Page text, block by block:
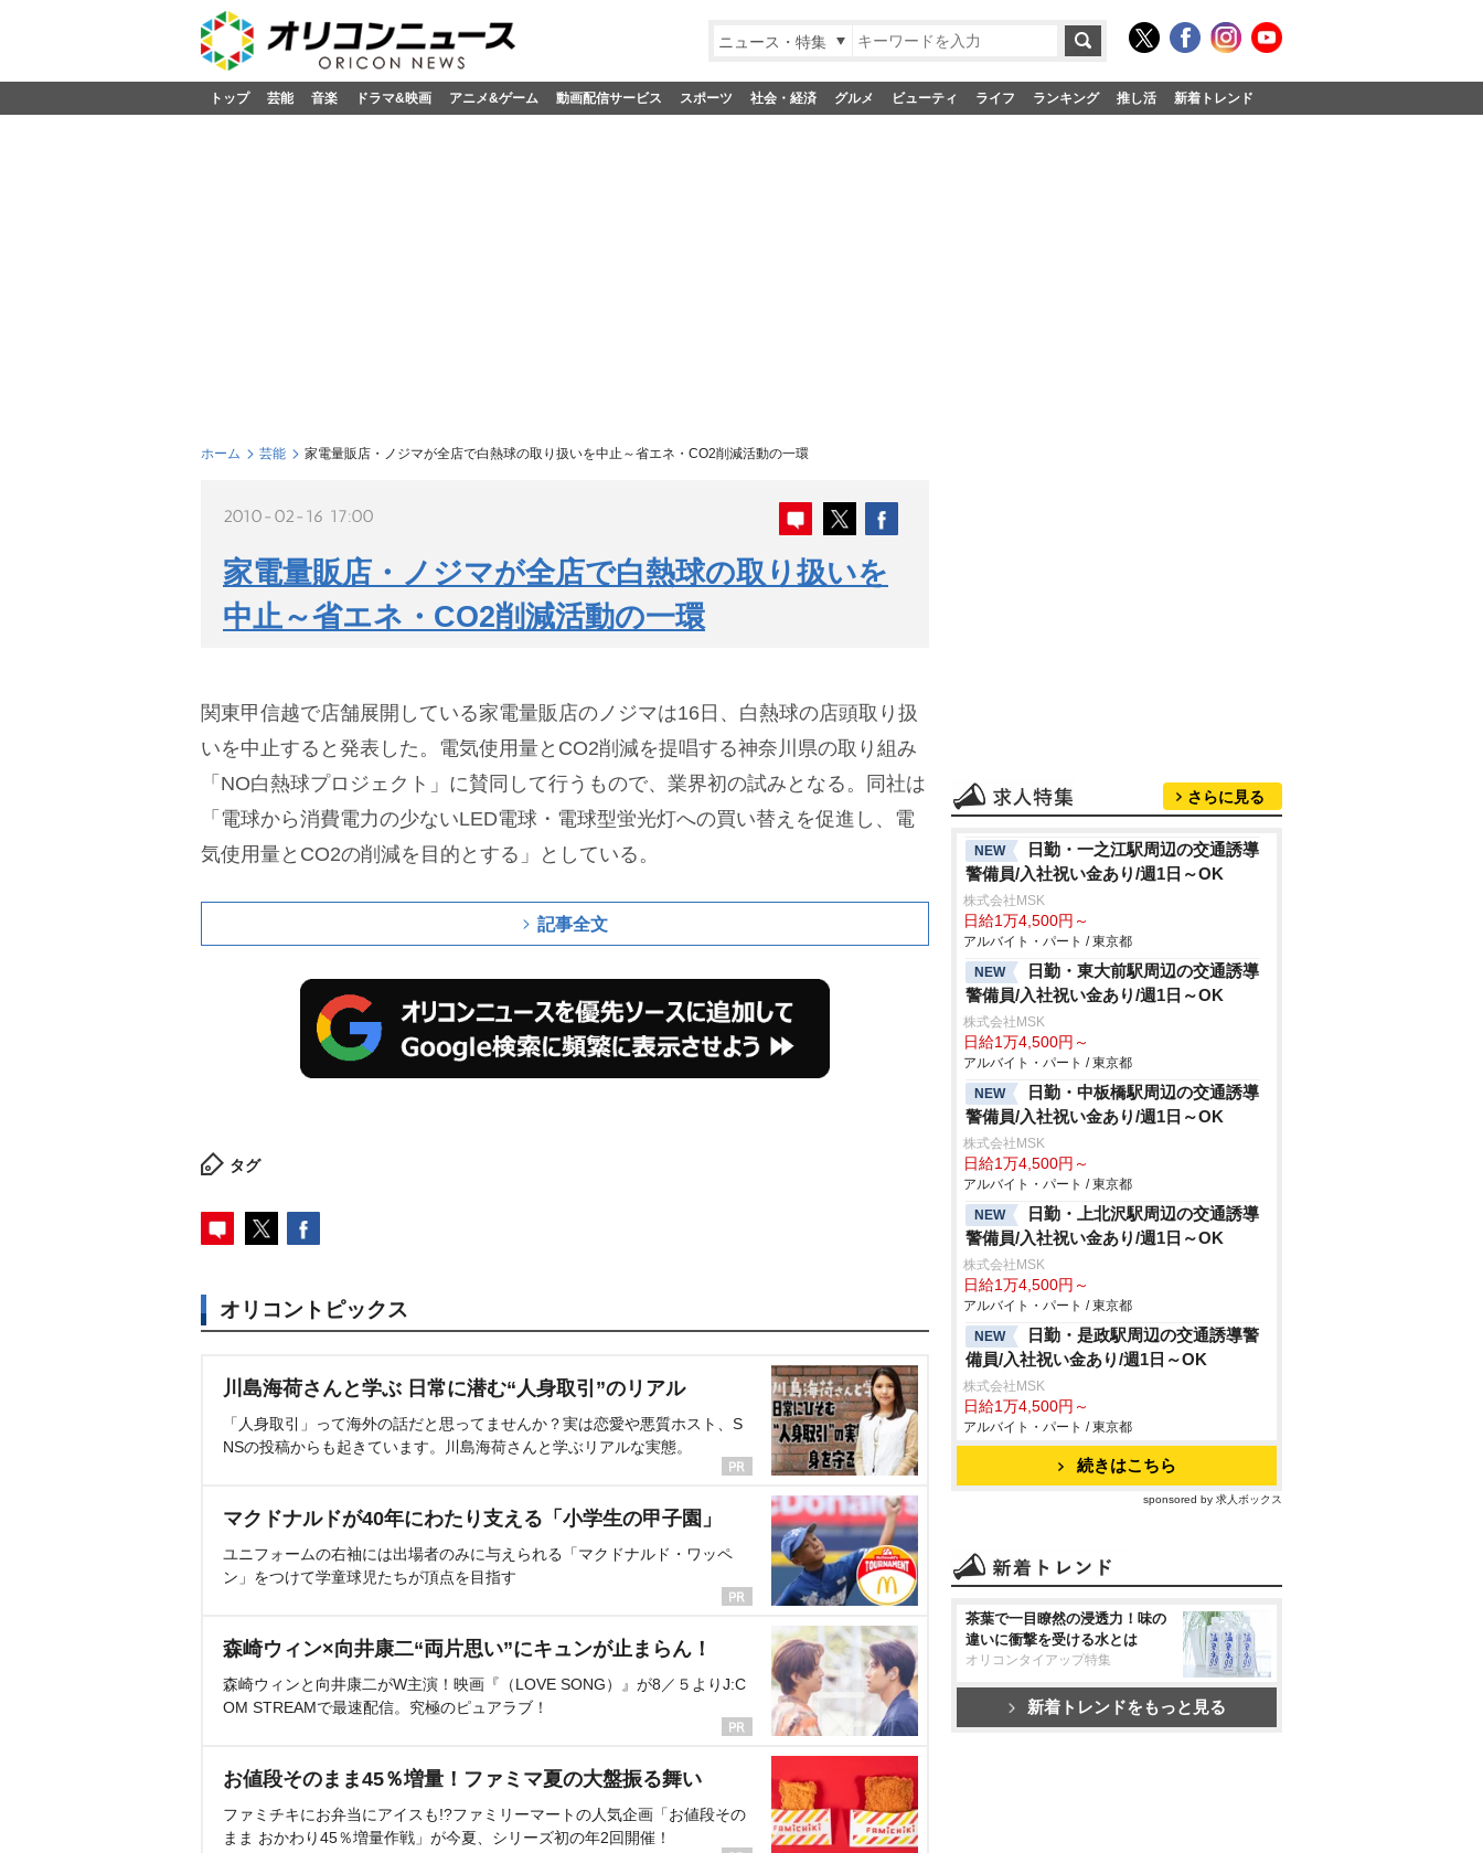
ニュース・特集
トップ 芸能 音楽 ドラマ&映画 アニメ&ゲーム 動画配信サービス スポーツ 社会・経済 グルメ ビューティ ライフ ランキング 推し活 新着トレンド
ホーム 芸能 家電量販店・ノジマが全店で白熱球の取り扱いを中止～省エネ・CO2削減活動の一環
2010-02-16 17:00
家電量販店・ノジマが全店で白熱球の取り扱いを
中止～省エネ・CO2削減活動の一環
関東甲信越で店舗展開している家電量販店のノジマは16日、白熱球の店頭取り扱
いを中止すると発表した。電気使用量とCO2削減を提唱する神奈川県の取り組み
「NO白熱球プロジェクト」に賛同して行うもので、業界初の試みとなる。同社は
「電球から消費電力の少ないLED電球・電球型蛍光灯への買い替えを促進し、電
気使用量とCO2の削減を目的とする」としている。
記事全文
タグ
オリコントピックス
川島海荷さんと学ぶ 日常に潜む“人身取引”のリアル
「人身取引」って海外の話だと思ってませんか？実は恋愛や悪質ホスト、S
NSの投稿からも起きています。川島海荷さんと学ぶリアルな実態。
マクドナルドが40年にわたり支える「小学生の甲子園」
ユニフォームの右袖には出場者のみに与えられる「マクドナルド・ワッペ
ン」をつけて学童球児たちが頂点を目指す
森崎ウィン×向井康二“両片思い”にキュンが止まらん！
森崎ウィンと向井康二がW主演！映画『（LOVE SONG）』が8／５よりJ:C
OM STREAMで最速配信。究極のピュアラブ！
お値段そのまま45％増量！ファミマ夏の大盤振る舞い
ファミチキにお弁当にアイスも!?ファミリーマートの人気企画「お値段その
まま おかわり45％増量作戦」が今夏、シリーズ初の年2回開催！
さらに見る
NEW
日勤・一之江駅周辺の交通誘導
警備員/入社祝い金あり/週1日～OK
株式会社MSK
日給1万4,500円～
アルバイト・パート / 東京都
NEW
日勤・東大前駅周辺の交通誘導
警備員/入社祝い金あり/週1日～OK
株式会社MSK
日給1万4,500円～
アルバイト・パート / 東京都
NEW
日勤・中板橋駅周辺の交通誘導
警備員/入社祝い金あり/週1日～OK
株式会社MSK
日給1万4,500円～
アルバイト・パート / 東京都
NEW
日勤・上北沢駅周辺の交通誘導
警備員/入社祝い金あり/週1日～OK
株式会社MSK
日給1万4,500円～
アルバイト・パート / 東京都
NEW
日勤・是政駅周辺の交通誘導警
備員/入社祝い金あり/週1日～OK
株式会社MSK
日給1万4,500円～
アルバイト・パート / 東京都
続きはこちら
sponsored by 求人ボックス
茶葉で一目瞭然の浸透力！味の
違いに衝撃を受ける水とは
オリコンタイアップ特集
新着トレンドをもっと見る